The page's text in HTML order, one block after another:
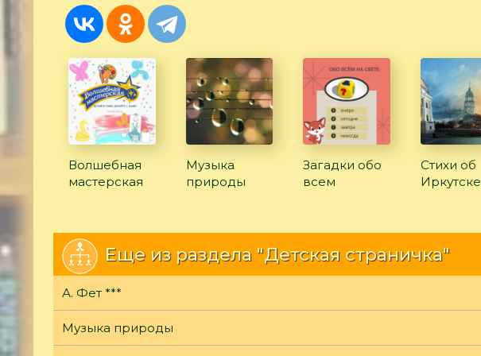
Волшебная
мастерская
Музыка
природы
Загадки обо
всем
Стихи об
Иркутске
Еще из раздела "Детская страничка"
А. Фет ***
Музыка природы